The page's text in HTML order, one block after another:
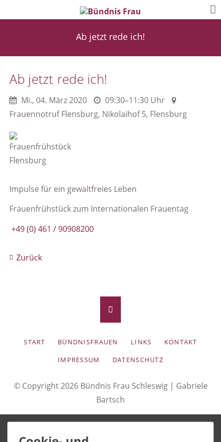
Ab jetzt rede ich!
Ab jetzt rede ich!
Mi., 04. März 2020
09:30–11:30 Uhr
Frauennotruf Flensburg, Nikolaihof 5, Flensburg
Impulse für ein gewaltfreies Leben
Frauenfrühstück zum Internationalen Frauentag
+49 (0) 461 / 90908200
Zurück
NAVIGATION
START BÜNDNISFRAUEN LINKS
KONTAKT
IMPRESSUM
DATENSCHUTZ
© Copyright 2026 Bündnis Frau Schleswig | Gabriele
Bartsch